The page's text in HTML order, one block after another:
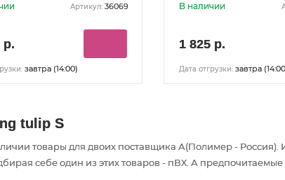
Артикул: 36069
р.
завтра (14:00)
В наличии
1 825 р.
Дата отгрузки: завтра
tulip S
товары для двоих поставщика А(Полимер - Россия).
себе один из этих товаров - пВХ. А